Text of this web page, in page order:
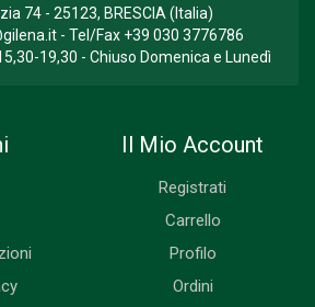
74 - 25123, BRESCIA (Italia)
- Tel/Fax +39 030 3776786
19,30 - Chiuso Domenica e Lunedì
Il Mio Account
Registrati
Carrello
Profilo
Ordini